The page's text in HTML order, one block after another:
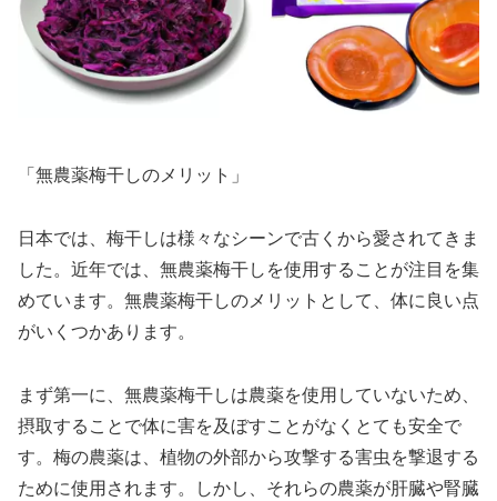
「無農薬梅干しのメリット」
日本では、梅干しは様々なシーンで古くから愛されてきま
した。近年では、無農薬梅干しを使用することが注目を集
めています。無農薬梅干しのメリットとして、体に良い点
がいくつかあります。
まず第一に、無農薬梅干しは農薬を使用していないため、
摂取することで体に害を及ぼすことがなくとても安全で
す。梅の農薬は、植物の外部から攻撃する害虫を撃退する
ために使用されます。しかし、それらの農薬が肝臓や腎臓